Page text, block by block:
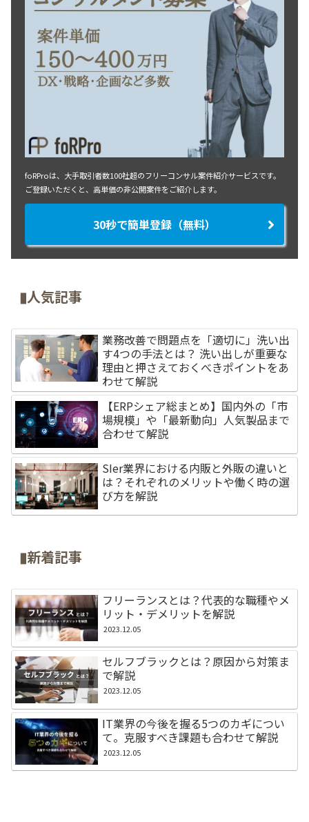
foRProは、大手取引者数100社超のフリーコンサル案件紹介サービスです。
ご登録いただくと、高単価の非公開案件をご紹介します。
30秒で簡単登録（無料）
▮人気記事
業務改善で問題点を「適切に」洗い出
す4つの手法とは？ 洗い出しが重要な
理由と押さえておくべきポイントをあ
わせて解説
【ERPシェア総まとめ】国内外の「市
場規模」や「最新動向」人気製品まで
合わせて解説
SIer業界における内販と外販の違いと
は？それぞれのメリットや働く時の選
び方を解説
▮新着記事
フリーランスとは？代表的な職種やメ
リット・デメリットを解説
2023.12.05
セルフブラックとは？原因から対策ま
で解説
2023.12.05
IT業界の今後を握る5つのカギについ
て。克服すべき課題も合わせて解説
2023.12.05